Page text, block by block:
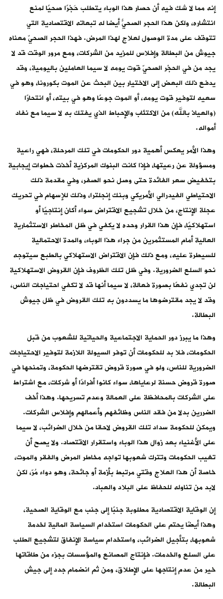
إنه مما لا شك فيه أن حصار هذا الوباء يتطلب حَجْرًا صحيًا لمنع
انتشاره، ولكن هذا الحجر الصحيّ أيضًا له تبعاته الاقتصادية التي
تتوقف على مدة الوصول لعلاج لهذا المرض. فهذا الحجر الصحيّ معناه
جيوش من البطالة وإفلاس للمزيد من الشركات، ومع مرور الوقت قد لا
يجد من في الحجْر الصحيّ قوت يومه لا سيما العاملين باليومية، وقد
يدفع ذلك البعض إلى الاختيار بين البحث عن الموت بكورونا، وهو في
سعيه لتوفير قوت يومه، أو الموت جوعًا وهو في بيته، أو انتحارًا
(والعياذ بالله) من الاكتئاب والإحباط الذي يفتك به لا سيما مع نفاد
أمواله.
وهذا الأمر يعكس أهمية دور الحكومات في تلك المرحلة، فهي راعية
ومسؤولة عن رعيتها، فإذا كانت البنوك المركزية أخذت خطوات إيجابية
بتخفيض سعر الفائدة حتى وصل نحو الصفر، وفي مقدمة ذلك
الاحتياطي الفيدرالي الأمريكي وبنك إنجلترا، وذلك للإسهام في تحريك
عجلة الإنتاج، من خلال تشجيع الاقتراض سواء أكان إنتاجيًا أو
استهلاكيًا، فإن هذا القرار وحده لا يكفي في ظل المخاطر الاستثمارية
العالية أمام المستثمرين من جراء هذا الوباء، والمدة الاحتمالية
للسيطرة عليه، ومع ذلك فإن الاقتراض الاستهلاكي بالطبع سيتوجه
نحو السلع الضرورية. وفي ظل تلك الظروف فإن القروض الاستهلاكية
لن تجدي نفعًا بصورة فعالة، لا سيما أنها قد لا تكفي احتياجات الناس،
وقد لا يجد مقترضوها ما يسددون به تلك القروض في ظل جيوش
البطالة.
وهذا ما يبرز دور الحماية الاجتماعية والحياتية للشعوب من قبل
الحكومات، فلا بد للحكومات أن توفر السيولة اللازمة لتوفير الاحتياجات
الضرورية للناس، ولو في صورة قروض تقترضها الحكومة، وتمنحها في
صورة قروض حسنة لرعاياها، سواء كانوا أفرادًا أو شركات، مع اشتراط
على الشركات بالمحافظة على العمالة وعدم تسريحها. وهذا أخف
الضررين بدلا من فقد الناس وظائفهم وأعمالهم وإفلاس الشركات.
ويمكن للحكومة سداد تلك القروض لاحقا من خلال الضرائب، لا سيما
على الأغنياء بعد زوال هذا الوباء واستقرار الاقتصاد. ولا يصح أن
تغيب الحكومات وتترك شعوبها تواجه مخاطر المرض والفقر والموت،
خاصة أن هذا العلاج وقتي مرتبط بأزمة أو جائحة، وهو دواء مُرّ، لكن
لابد من تناوله للحفاظ على البلاد والعباد.
إن الوقاية الاقتصادية مطلوبة جنبًا إلى جنب مع الوقاية الصحية،
وهذا أيضًا يحتم على الحكومات استخدام السياسة المالية لخدمة
شعوبها، بتأجيل الضرائب، واستخدام سياسة الإنفاق لتشجيع الطلب
على السلع والخدمات. فإنتاج المصانع والمؤسسات بجزء من طاقاتها
خير من عدم إنتاجها على الإطلاق، ومن ثم انضمام جدد إلى جيش
البطالة.